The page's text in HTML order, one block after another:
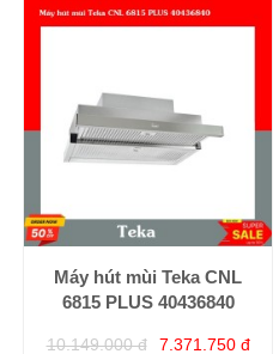
Máy hút mùi Teka CNL
6815 PLUS 40436840
10.149.000 đ 7.371.750 đ